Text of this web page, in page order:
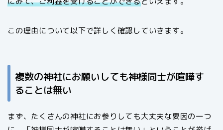
この理由について以下で詳しく確認していきます。
複数の神社にお願いしても神様同士が喧嘩す
ることは無い
まず、たくさんの神社にお参りしても大丈夫な要因の一つ